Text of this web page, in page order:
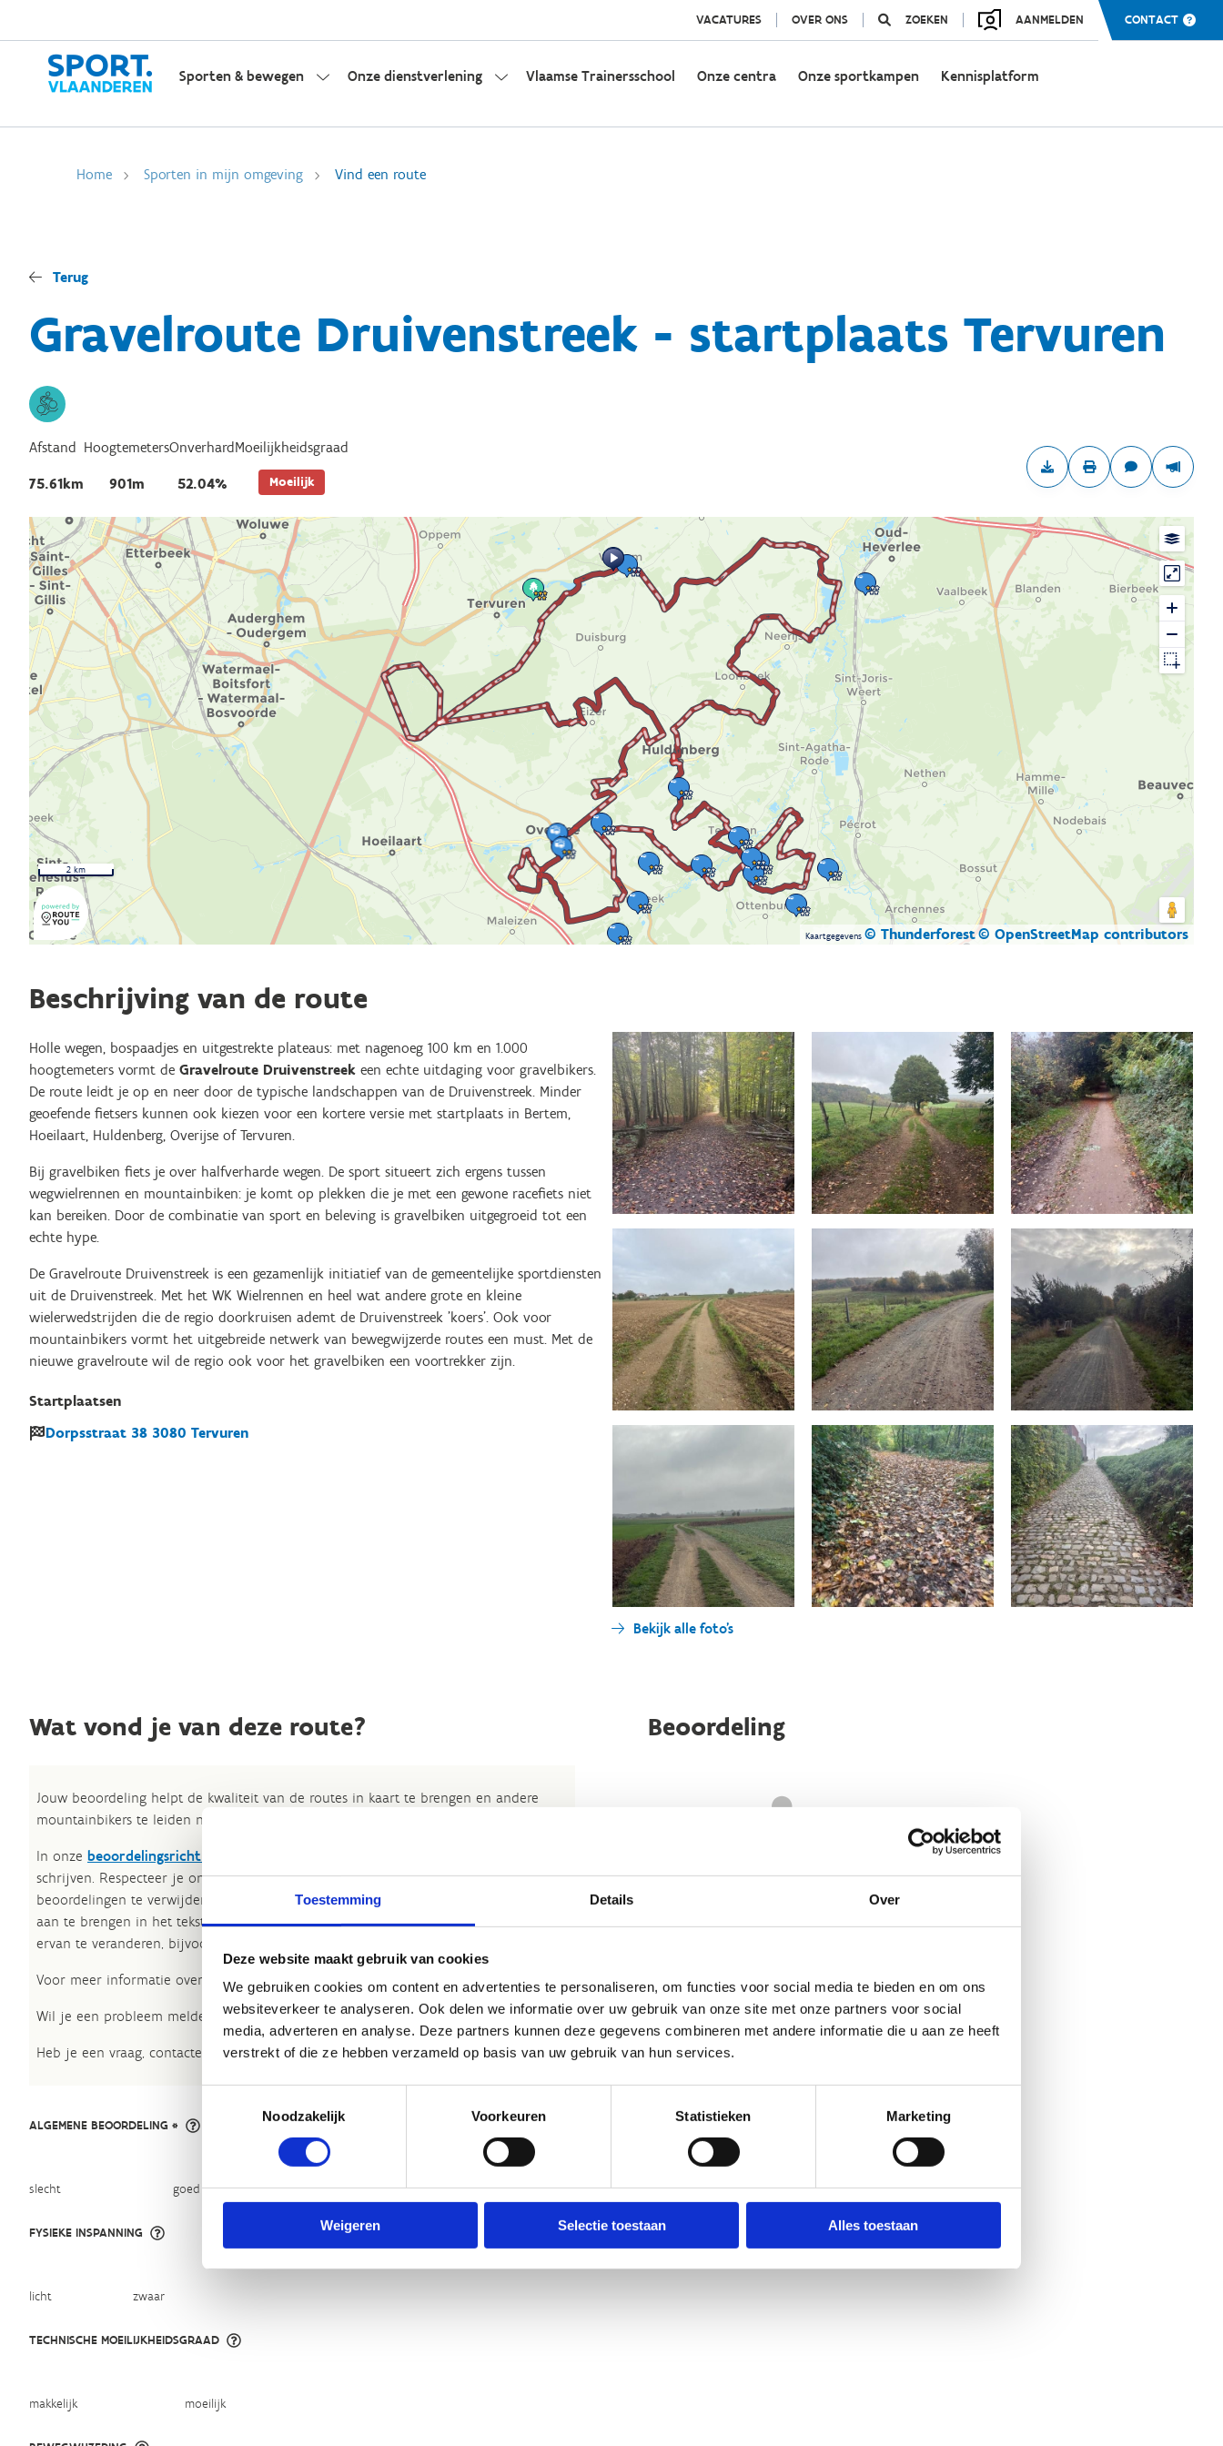
Toestemming Details Over
Deze website maakt gebruik van cookies
We gebruiken cookies om content en advertenties te personaliseren, om functies voor social media te bieden en om ons
websiteverkeer te analyseren. Ook delen we informatie over uw gebruik van onze site met onze partners voor social
media, adverteren en analyse. Deze partners kunnen deze gegevens combineren met andere informatie die u aan ze heeft
verstrekt of die ze hebben verzameld op basis van uw gebruik van hun services.
Noodzakelijk
Voorkeuren Statistieken Marketing
Weigeren Selectie toestaan Alles toestaan
VACATURES OVER ONS ZOEKEN AANMELDEN CONTACT
Sporten & bewegen Onze dienstverlening Vlaamse Trainersschool Onze centra Onze sportkampen Kennisplatform
Home Sporten in mijn omgeving Vind een route
Terug
Gravelroute Druivenstreek - startplaats Tervuren
Afstand
75.61km
Hoogtemeters
901m
Onverhard
52.04%
Moeilijkheidsgraad
Moeilijk
Kaartgegevens © Thunderforest© OpenStreetMap contributors
2 km
Beschrijving van de route
Holle wegen, bospaadjes en uitgestrekte plateaus: met nagenoeg 100 km en 1.000
hoogtemeters vormt de Gravelroute Druivenstreek een echte uitdaging voor gravelbikers.
De route leidt je op en neer door de typische landschappen van de Druivenstreek. Minder
geoefende fietsers kunnen ook kiezen voor een kortere versie met startplaats in Bertem,
Hoeilaart, Huldenberg, Overijse of Tervuren.
Bij gravelbiken fiets je over halfverharde wegen. De sport situeert zich ergens tussen
wegwielrennen en mountainbiken: je komt op plekken die je met een gewone racefiets niet
kan bereiken. Door de combinatie van sport en beleving is gravelbiken uitgegroeid tot een
echte hype.
De Gravelroute Druivenstreek is een gezamenlijk initiatief van de gemeentelijke sportdiensten
uit de Druivenstreek. Met het WK Wielrennen en heel wat andere grote en kleine
wielerwedstrijden die de regio doorkruisen ademt de Druivenstreek 'koers'. Ook voor
mountainbikers vormt het uitgebreide netwerk van bewegwijzerde routes een must. Met de
nieuwe gravelroute wil de regio ook voor het gravelbiken een voortrekker zijn.
Startplaatsen
Dorpsstraat 38 3080 Tervuren
Bekijk alle foto's
Wat vond je van deze route?
Jouw beoordeling helpt de kwaliteit van de routes in kaart te brengen en andere
mountainbikers te leiden naar de fijnste plekken.
In onze beoordelingsrichtlijnen
schrijven. Respecteer je onze richtlijnen niet, dan kunnen wij beslissen jouw
beoordelingen te verwijderen. Wij behouden ons het recht om kleine aanpassingen
aan te brengen in het tekstgedeelte van jouw evaluatie zonder de feitelijke inhoud
ervan te veranderen, bijvoorbeeld om taalfouten en leesbaarheid te verbeteren.​
Voor meer informatie over onze routestructuren, neem een kijkje bij deFAQ
Wil je een probleem melden op een route? Ga dan naar het Routemeldpunt.
Heb je een vraag, contacteer ons viasportievevrijetijd@sport.vlaanderen.​
ALGEMENE BEOORDELING *
slecht goed
FYSIEKE INSPANNING
licht zwaar
TECHNISCHE MOEILIJKHEIDSGRAAD
makkelijk moeilijk
Beoordeling
Geen reacties gevonden.